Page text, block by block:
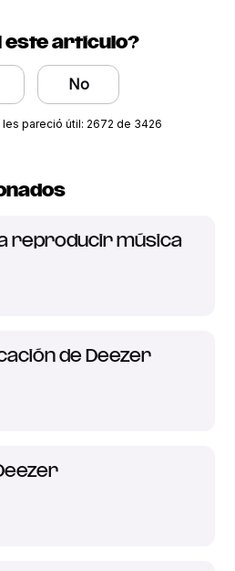
este artículo?
No
pareció útil: 2672 de 3426
reproducir música
de Deezer